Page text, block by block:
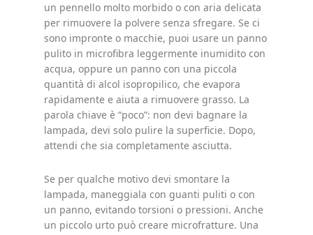
un pennello molto morbido o con aria delicata
per rimuovere la polvere senza sfregare. Se ci
sono impronte o macchie, puoi usare un panno
pulito in microfibra leggermente inumidito con
acqua, oppure un panno con una piccola
quantità di alcol isopropilico, che evapora
rapidamente e aiuta a rimuovere grasso. La
parola chiave è “poco”: non devi bagnare la
lampada, devi solo pulire la superficie. Dopo,
attendi che sia completamente asciutta.
Se per qualche motivo devi smontare la
lampada, maneggiala con guanti puliti o con
un panno, evitando torsioni o pressioni. Anche
un piccolo urto può creare microfratture. Una